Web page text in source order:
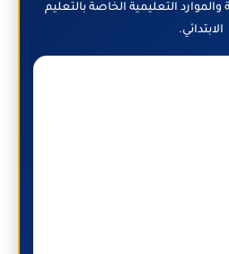
والموارد التعليمية الخاصة بالتعليم
الابتدائي.